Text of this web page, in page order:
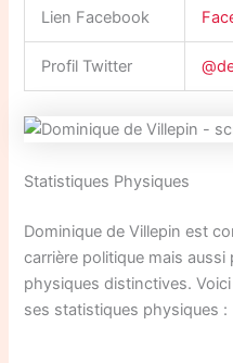
Lien Facebook
Profil Twitter
Statistiques Physiques
Dominique de Villepin est
carrière politique mais
physiques distinctives.
ses statistiques physiques :